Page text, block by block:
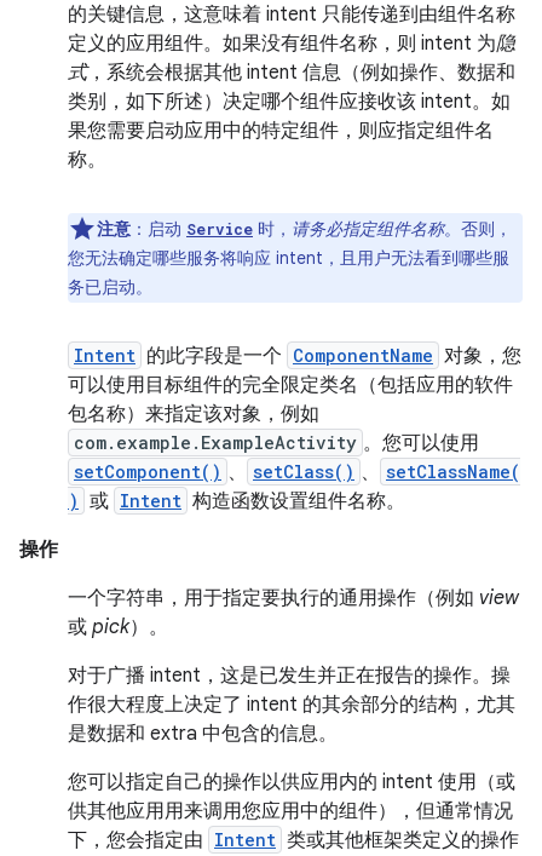
的关键信息，这意味着 intent 只能传递到由组件名称
定义的应用组件。如果没有组件名称，则 intent 为隐
式，系统会根据其他 intent 信息（例如操作、数据和
类别，如下所述）决定哪个组件应接收该 intent。如
果您需要启动应用中的特定组件，则应指定组件名
称。
注意 ：启动 Service 时， 请务必指定组件名称。否则，
您无法确定哪些服务将响应 intent，且用户无法看到哪些服
务已启动。
Intent 的此字段是一个 ComponentName 对象，您
可以使用目标组件的完全限定类名（包括应用的软件
包名称）来指定该对象，例如
com.example.ExampleActivity 。您可以使用
setComponent() 、 setClass() 、
setClassName(
) 或 Intent 构造函数设置组件名称。
操作
一个字符串，用于指定要执行的通用操作（例如 view
或 pick）。
对于广播 intent，这是已发生并正在报告的操作。操
作很大程度上决定了 intent 的其余部分的结构，尤其
是数据和 extra 中包含的信息。
您可以指定自己的操作以供应用内的 intent 使用（或
供其他应用用来调用您应用中的组件），但通常情况
下，您会指定由 Intent 类或其他框架类定义的操作